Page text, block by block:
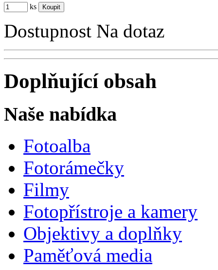
ks
Dostupnost Na dotaz
Doplňující obsah
Naše nabídka
Fotoalba
Fotorámečky
Filmy
Fotopřístroje a kamery
Objektivy a doplňky
Paměťová media